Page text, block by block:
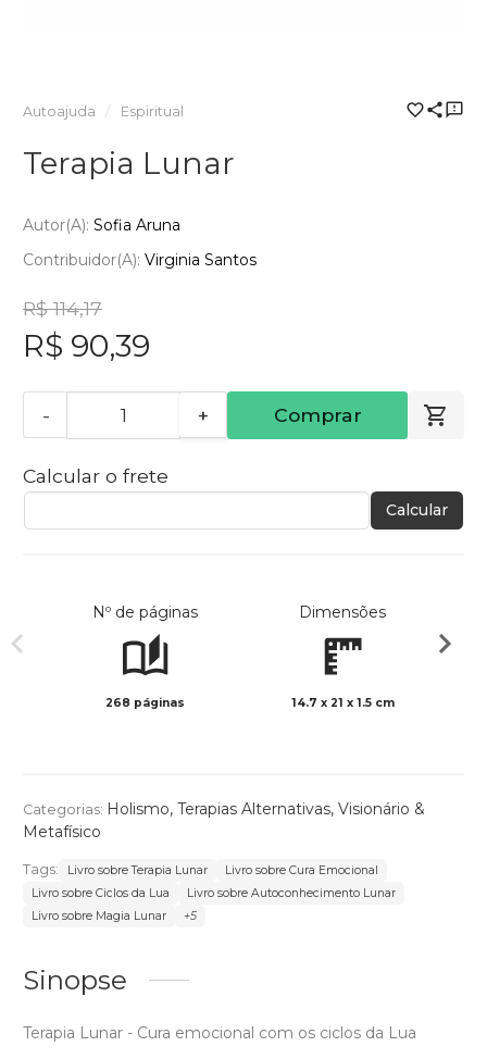
Autoajuda Espiritual
Terapia Lunar
Autor(a): Sofia Aruna
Contribuidor(a): Virginia Santos
R$ 114,17
R$ 90,39
- + Comprar
Calcular o frete
Calcular
Nº de páginas
268 páginas
Dimensões
14.7 x 21 x 1.5 cm
Categorias: Holismo, Terapias Alternativas, Visionário &
Metafísico
Tags: Livro sobre Terapia Lunar
Livro sobre Cura Emocional
Livro sobre Ciclos da Lua
Livro sobre Autoconhecimento Lunar
Livro sobre Magia Lunar
+5
Sinopse
Terapia Lunar - Cura emocional com os ciclos da Lua